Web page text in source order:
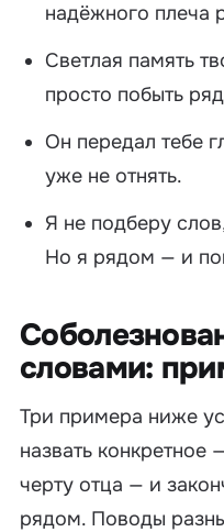
надёжного плеча
Светлая память
просто побыть
Он передал тебе
уже не отнять.
Я не подберу
Но я рядом — и
словами:
Три примера ниже
назвать конкретное
черту отца — и
рядом. Поводы